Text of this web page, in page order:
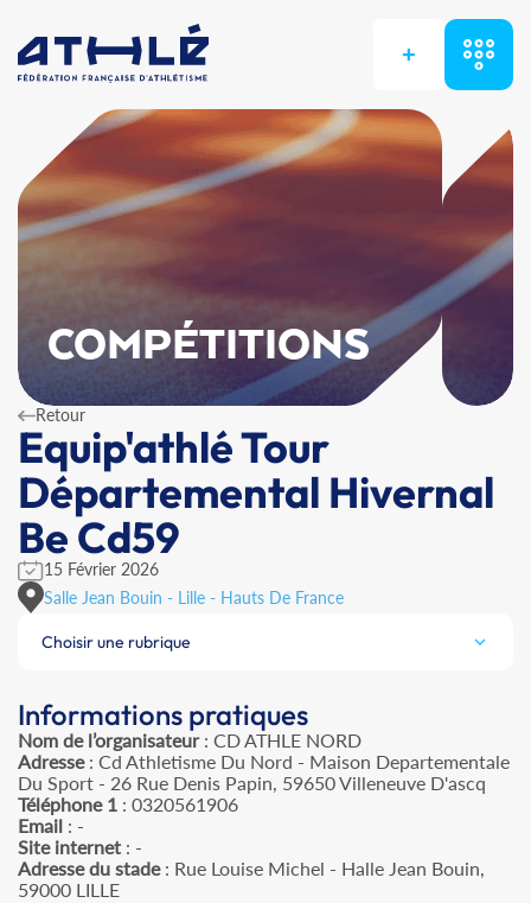
+
COMPÉTITIONS
Retour
Equip'athlé Tour
Départemental Hivernal
Be Cd59
15 Février 2026
Salle Jean Bouin - Lille - Hauts De France
Choisir une rubrique
Informations pratiques
Nom de l’organisateur: CD ATHLE NORD
Adresse: Cd Athletisme Du Nord - Maison Departementale
Du Sport - 26 Rue Denis Papin, 59650 Villeneuve D'ascq
Téléphone 1 : 0320561906
Email : -
Site internet : -
Adresse du stade: Rue Louise Michel - Halle Jean Bouin,
59000 LILLE